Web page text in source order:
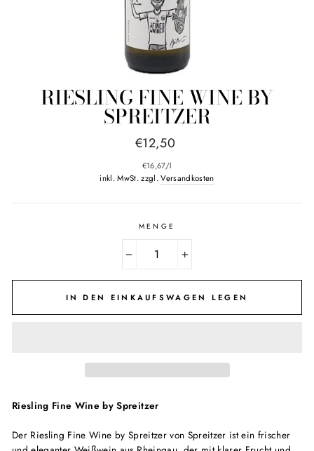
RIESLING FINE WINE BY
SPREITZER
Normaler
€12,50
€16,67/l
inkl. MwSt. zzgl.Versandkosten
MENGE
+
IN DEN EINKAUFSWAGEN LEGEN
Riesling Fine Wine by Spreitzer
Der Riesling Fine Wine by Spreitzer von Spreitzer ist ein frischer